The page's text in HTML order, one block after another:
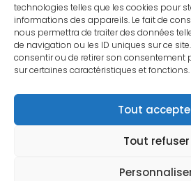
technologies telles que les cookies pour
informations des appareils. Le fait de
nous permettra de traiter des données
de navigation ou les ID uniques sur ce
consentir ou de retirer son consentement
sur certaines caractéristiques et fonctions.
Tout
Tout refuser
Politique de cookies
Politique de confidentialité
© 2026 AFCP. Tous droits